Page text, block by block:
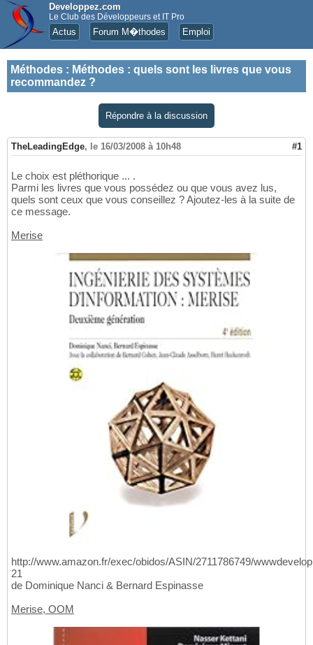
Developpez.com
Le Club des Développeurs et IT Pro
Actus Forum M�thodes Emploi
Méthodes : Méthodes : quels sont les livres que vous
recommandez ?
Répondre à la discussion
TheLeadingEdge, le 16/03/2008 à 10h48 #1
Le choix est pléthorique ... .
Parmi les livres que vous possédez ou que vous avez lus,
quels sont ceux que vous conseillez ? Ajoutez-les à la suite de
ce message.
Merise
http://www.amazon.fr/exec/obidos/ASIN/2711786749/
21
de Dominique Nanci & Bernard Espinasse
Merise, OOM